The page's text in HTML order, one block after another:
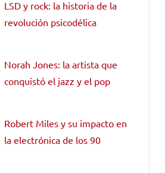
LSD y rock: la historia de la
revolución psicodélica
Norah Jones: la artista que
conquistó el jazz y el pop
Robert Miles y su impacto en
la electrónica de los 90